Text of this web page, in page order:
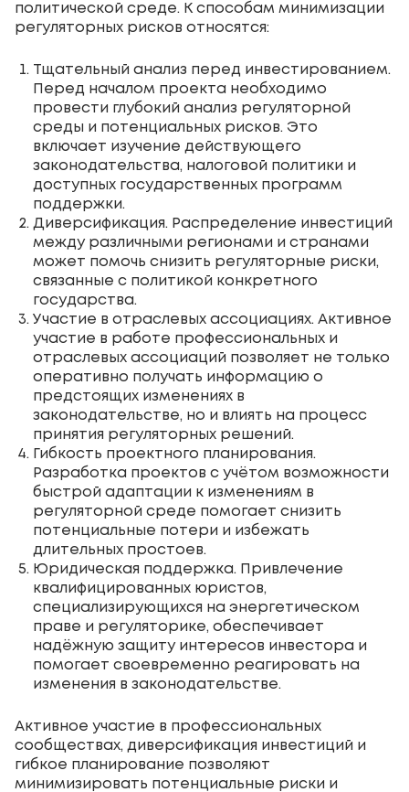
политической среде. К способам минимизации
регуляторных рисков относятся:
Тщательный анализ перед инвестированием.
Перед началом проекта необходимо
провести глубокий анализ регуляторной
среды и потенциальных рисков. Это
включает изучение действующего
законодательства, налоговой политики и
доступных государственных программ
поддержки.
Диверсификация. Распределение инвестиций
между различными регионами и странами
может помочь снизить регуляторные риски,
связанные с политикой конкретного
государства.
Участие в отраслевых ассоциациях. Активное
участие в работе профессиональных и
отраслевых ассоциаций позволяет не только
оперативно получать информацию о
предстоящих изменениях в
законодательстве, но и влиять на процесс
принятия регуляторных решений.
Гибкость проектного планирования.
Разработка проектов с учётом возможности
быстрой адаптации к изменениям в
регуляторной среде помогает снизить
потенциальные потери и избежать
длительных простоев.
Юридическая поддержка. Привлечение
квалифицированных юристов,
специализирующихся на энергетическом
праве и регуляторике, обеспечивает
надёжную защиту интересов инвестора и
помогает своевременно реагировать на
изменения в законодательстве.
Активное участие в профессиональных
сообществах, диверсификация инвестиций и
гибкое планирование позволяют
минимизировать потенциальные риски и